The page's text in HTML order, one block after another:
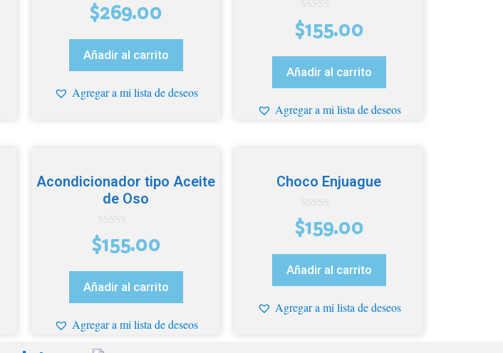
d
e
$269.00
Añadir al carrito
Agregar a mi lista de deseos
0
d
e
$155.00
Añadir al carrito
Agregar a mi lista de deseos
Acondicionador tipo Aceite
de Oso
0
d
e
$155.00
Añadir al carrito
Agregar a mi lista de deseos
Choco Enjuague
0
d
e
$159.00
Añadir al carrito
Agregar a mi lista de deseos